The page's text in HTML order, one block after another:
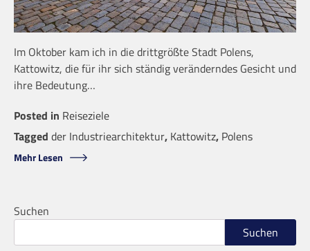
Im Oktober kam ich in die drittgrößte Stadt Polens,
Kattowitz, die für ihr sich ständig veränderndes Gesicht und
ihre Bedeutung…
Posted in Reiseziele
Tagged der Industriearchitektur, Kattowitz, Polens
Mehr Lesen
Suchen
Suchen